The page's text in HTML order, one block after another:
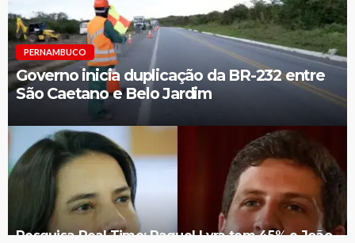
PERNAMBUCO
Governo inicia duplicação da BR-232 entre
São Caetano e Belo Jardim
Pesquisa Real Time: Raquel Lyra tem 45% e João